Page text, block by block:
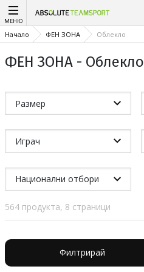
МЕНЮ
Начало ФЕН ЗОНА Облекло
ФЕН ЗОНА - Облекло
Размер
Играч
Национални отбори
564 продукта, 8 страници
Филтрирай